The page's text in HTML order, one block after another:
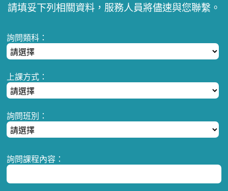
請填妥下列相關資料，服務人員將儘速與您聯繫。
詢問類科：
上課方式：
詢問班別：
詢問課程內容：